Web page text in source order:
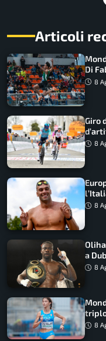
Articoli
Di
8
Giro
8
8
a
lupo
8
8